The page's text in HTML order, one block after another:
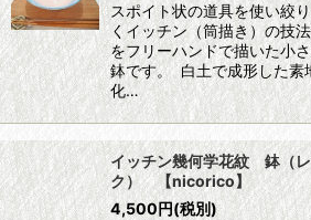
スポイト状の道具を使い絞
くイッチン（筒描き）の技
をフリーハンドで描いた小
鉢です。 白土で成形した素
化…
イッチン幾何学花紋 鉢（
ク） 【nicorico】
4,500円(税別)